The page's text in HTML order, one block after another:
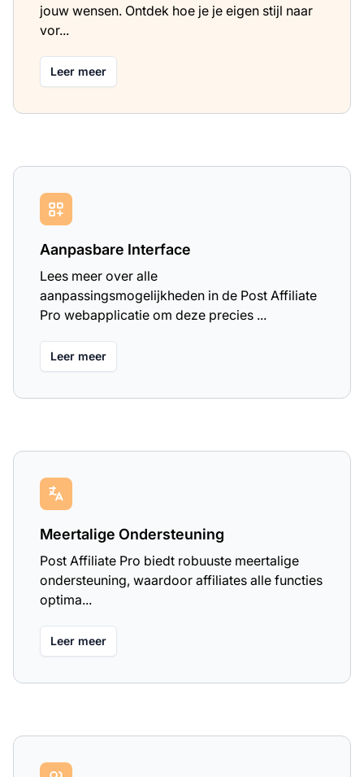
jouw wensen. Ontdek hoe je je eigen stijl naar
vor...
Leer meer
Aanpasbare Interface
Lees meer over alle
aanpassingsmogelijkheden in de Post Affiliate
Pro webapplicatie om deze precies ...
Leer meer
Meertalige Ondersteuning
Post Affiliate Pro biedt robuuste meertalige
ondersteuning, waardoor affiliates alle functies
optima...
Leer meer